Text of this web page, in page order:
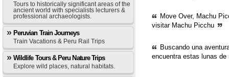
Tours to historically significant areas of the
ancient world with specialists lecturers &
professional archaeologists.
Peruvian Train Journeys
Train Vacations & Peru Rail Trips
Wildlife Tours & Peru Nature Trips
Explore wild places, natural habitats.
Move Over, Machu
visitar Machu Picchu
Buscando una
encuentra estas lunas